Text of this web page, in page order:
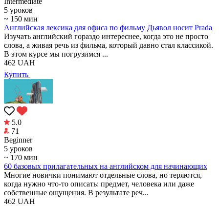
5 уроков
~ 150 мин
Английская лексика для офиса по фильму Дьявол носит Prada
Изучать английский гораздо интереснее, когда это не просто
слова, а живая речь из фильма, который давно стал классикой.
В этом курсе мы погрузимся ...
462 UAH
Купить
5.0
71
Beginner
5 уроков
~ 170 мин
60 базовых прилагательных на английском для начинающих
Многие новички понимают отдельные слова, но теряются,
когда нужно что-то описать: предмет, человека или даже
собственные ощущения. В результате реч...
462 UAH